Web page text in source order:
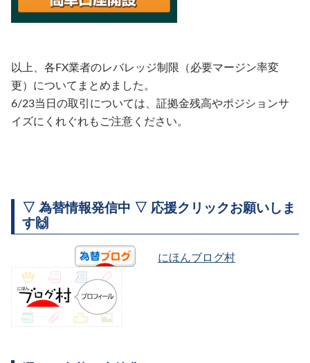
以上、各FX業者のレバレッジ制限（必要マージン率変
更）についてまとめました。
6/23当日の取引については、証拠金残高やポジションサ
イズにくれぐれもご注意ください。
▽ 為替情報発信中 ▽ 応援クリックお願いしま
す🙌
にほんブログ村